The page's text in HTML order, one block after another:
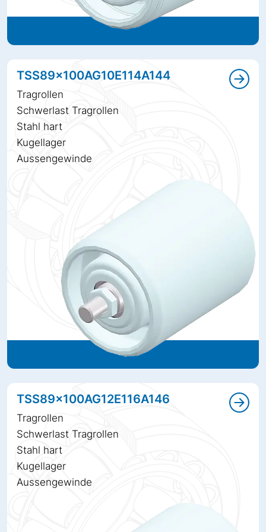
TSS89x100AG10E114A144
Tragrollen
Schwerlast Tragrollen
Stahl hart
Kugellager
Aussengewinde
TSS89x100AG12E116A146
Tragrollen
Schwerlast Tragrollen
Stahl hart
Kugellager
Aussengewinde